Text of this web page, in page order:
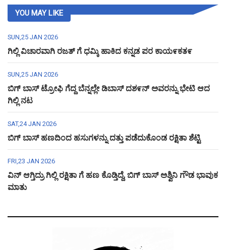
YOU MAY LIKE
SUN,25 JAN 2026
ಗಿಲ್ಲಿ ವಿಚಾರವಾಗಿ ರಜತ್ ಗೆ ಧಮ್ಕಿ ಹಾಕಿದ ಕನ್ನಡ ಪರ ಕಾಯ೯ಕತ೯
SUN,25 JAN 2026
ಬಿಗ್ ಬಾಸ್ ಟ್ರೋಫಿ ಗೆದ್ದ ಬೆನ್ನಲ್ಲೇ ಡಿಬಾಸ್ ದಶ೯ನ್ ಅವರನ್ನು ಭೇಟಿ ಆದ
ಗಿಲ್ಲಿ ನಟ
SAT,24 JAN 2026
ಬಿಗ್ ಬಾಸ್ ಹಣದಿಂದ ಹಸುಗಳನ್ನು ದತ್ತು ಪಡೆದುಕೊಂಡ ರಕ್ಷಿತಾ ಶೆಟ್ಟಿ
FRI,23 JAN 2026
ವಿನ್ ಆಗ್ತಿದ್ರು ಗಿಲ್ಲಿ ರಕ್ಷಿತಾ ಗೆ ಹಣ ಕೊಡ್ತಿದ್ದೆ, ಬಿಗ್ ಬಾಸ್ ಅಶ್ವಿನಿ ಗೌಡ ಭಾವುಕ
ಮಾತು